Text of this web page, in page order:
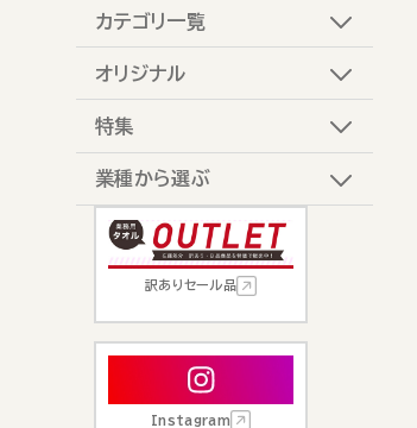
カテゴリ一覧
オリジナル
特集
業種から選ぶ
訳ありセール品
Instagram